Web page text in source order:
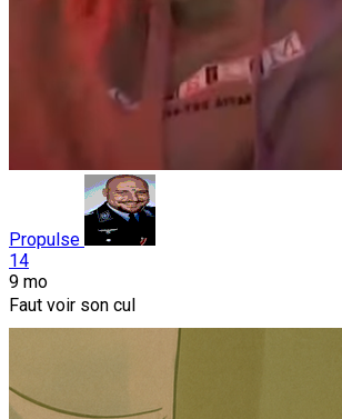
Propulse
14
9 mo
Faut voir son cul